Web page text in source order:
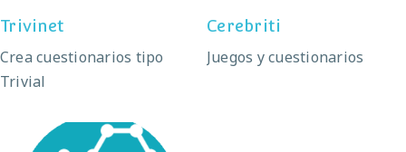
Trivinet
Crea cuestionarios tipo
Trivial
Cerebriti
Juegos y cuestionarios